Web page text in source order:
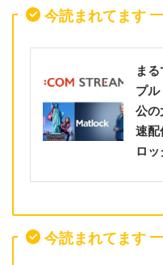
今読まれてます
ま
プ
公の
速配
ロッ
今読まれてます